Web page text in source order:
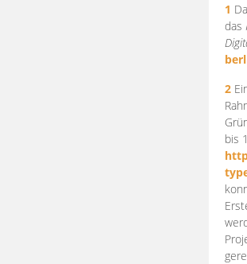
1
das
2
bis